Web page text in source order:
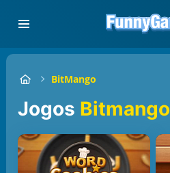
BitMango
Jogos Bitmango